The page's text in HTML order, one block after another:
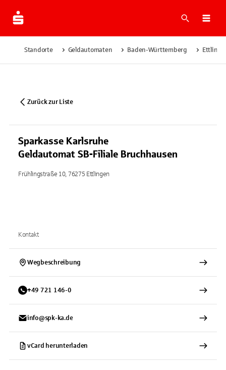
Suche
Standorte Geldautomaten Baden-Württemberg
Zurück zur Liste
Sparkasse Karlsruhe
Geldautomat SB-Filiale Bruchhausen
Frühlingstraße 10, 76275 Ettlingen
Kontakt
Wegbeschreibung
+49 721 146-0
info@spk-ka.de
vCard herunterladen